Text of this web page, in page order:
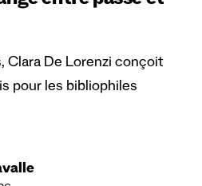
Clara De Lorenzi conçoit
pour les bibliophiles